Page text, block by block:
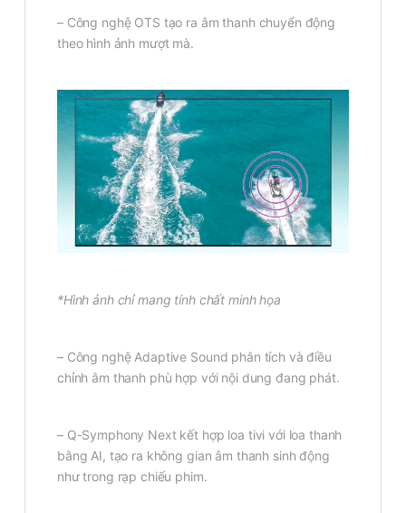
– Công nghệ OTS tạo ra âm thanh chuyển động
theo hình ảnh mượt mà.
*Hình ảnh chỉ mang tính chất minh họa
– Công nghệ Adaptive Sound phân tích và điều
chỉnh âm thanh phù hợp với nội dung đang phát.
– Q-Symphony Next kết hợp loa tivi với loa thanh
bằng AI, tạo ra không gian âm thanh sinh động
như trong rạp chiếu phim.